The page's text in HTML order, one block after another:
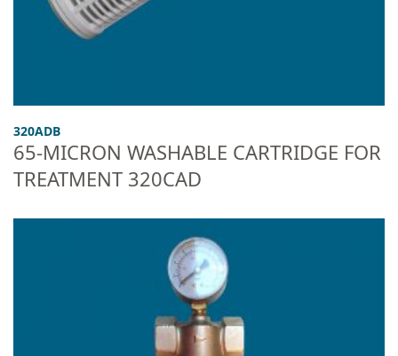
320ADB
65-MICRON WASHABLE CARTRIDGE FOR
TREATMENT 320CAD